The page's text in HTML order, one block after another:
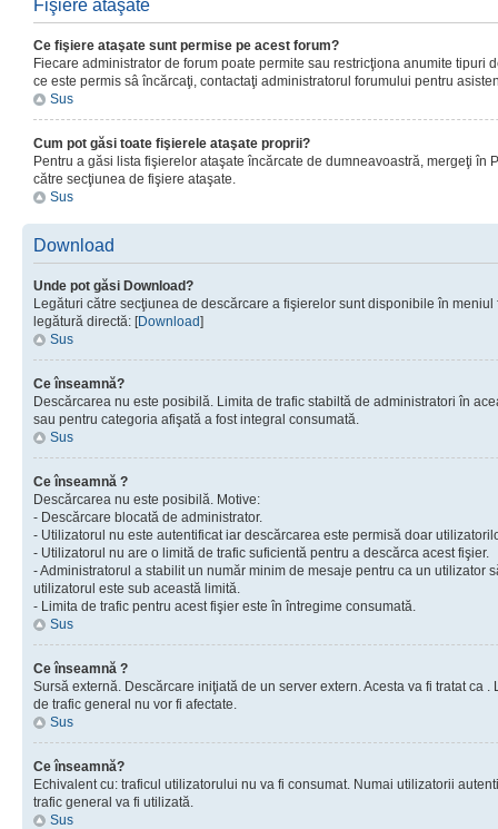
Fişiere ataşate
Ce fişiere ataşate sunt permise pe acest forum?
Fiecare administrator de forum poate permite sau restricţiona anumite tipuri
ce este permis sâ încărcaţi, contactaţi administratorul forumului pentru
Sus
Cum pot găsi toate fişierele ataşate proprii?
Pentru a găsi lista fişierelor ataşate încărcate de dumneavoastră, mergeţi în
către secţiunea de fişiere ataşate.
Sus
Download
Unde pot găsi Download?
Legături către secţiunea de descărcare a fişierelor sunt disponibile în
legătură directă: [Download]
Sus
Ce înseamnă?
Descărcarea nu este posibilă. Limita de trafic stabiltă de administratori în
sau pentru categoria afişată a fost integral consumată.
Sus
Ce înseamnă ?
Descărcarea nu este posibilă. Motive:
- Descărcare blocată de administrator.
- Utilizatorul nu este autentificat iar descărcarea este permisă doar
- Utilizatorul nu are o limită de trafic suficientă pentru a descărca acest fişier.
- Administratorul a stabilit un număr minim de mesaje pentru ca un utilizator
utilizatorul este sub această limită.
- Limita de trafic pentru acest fişier este în întregime consumată.
Sus
Ce înseamnă ?
Sursă externă. Descărcare iniţiată de un server extern. Acesta va fi tratat ca
de trafic general nu vor fi afectate.
Sus
Ce înseamnă?
Echivalent cu: traficul utilizatorului nu va fi consumat. Numai utilizatorii
trafic general va fi utilizată.
Sus